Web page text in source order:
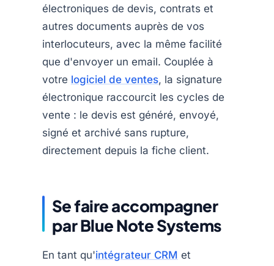
électroniques de devis, contrats et
autres documents auprès de vos
interlocuteurs, avec la même facilité
que d'envoyer un email. Couplée à
votre logiciel de ventes, la signature
électronique raccourcit les cycles de
vente : le devis est généré, envoyé,
signé et archivé sans rupture,
directement depuis la fiche client.
Se faire accompagner
par Blue Note Systems
En tant qu'intégrateur CRM et